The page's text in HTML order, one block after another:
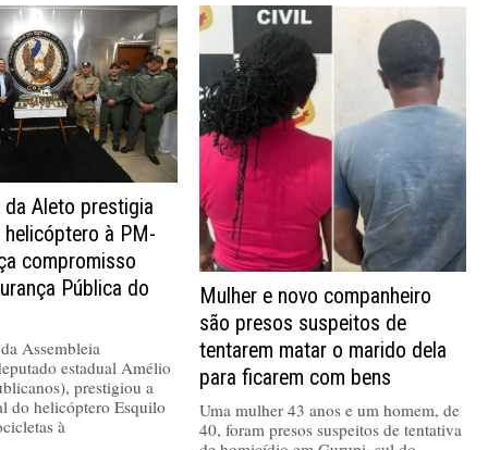
da Aleto prestigia
helicóptero à PM-
compromisso
Pública do
Assembleia
estadual Amélio
prestigiou a
do helicóptero Esquilo
à
Mulher e novo companheiro
são presos suspeitos de
tentarem matar o marido dela
para ficarem com bens
Uma mulher 43 anos e um homem, de
40, foram presos suspeitos de tentativa